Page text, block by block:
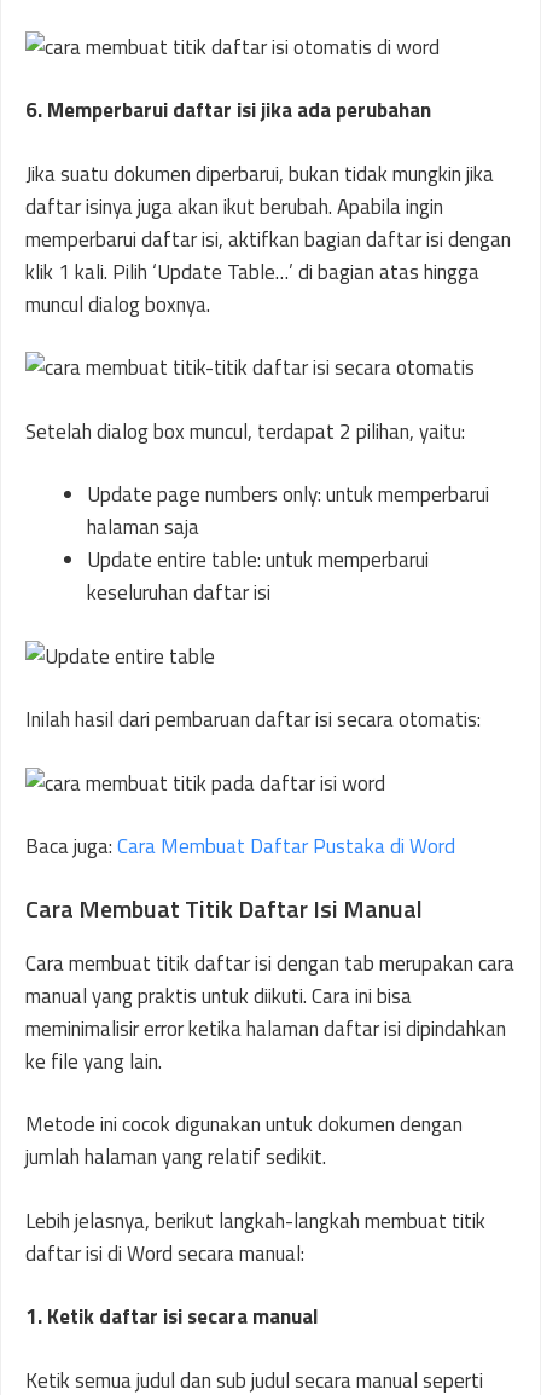
6. Memperbarui daftar isi jika ada perubahan
Jika suatu dokumen diperbarui, bukan tidak mungkin jika
daftar isinya juga akan ikut berubah. Apabila ingin
memperbarui daftar isi, aktifkan bagian daftar isi dengan
klik 1 kali. Pilih ‘Update Table…’ di bagian atas hingga
muncul dialog boxnya.
Setelah dialog box muncul, terdapat 2 pilihan, yaitu:
Update page numbers only: untuk memperbarui
halaman saja
Update entire table: untuk memperbarui
keseluruhan daftar isi
Inilah hasil dari pembaruan daftar isi secara otomatis:
Baca juga:Cara Membuat Daftar Pustaka di Word
Cara Membuat Titik Daftar Isi Manual
Cara membuat titik daftar isi dengan tab merupakan cara
manual yang praktis untuk diikuti. Cara ini bisa
meminimalisir error ketika halaman daftar isi dipindahkan
ke file yang lain.
Metode ini cocok digunakan untuk dokumen dengan
jumlah halaman yang relatif sedikit.
Lebih jelasnya, berikut langkah-langkah membuat titik
daftar isi di Word secara manual:
1. Ketik daftar isi secara manual
Ketik semua judul dan sub judul secara manual seperti